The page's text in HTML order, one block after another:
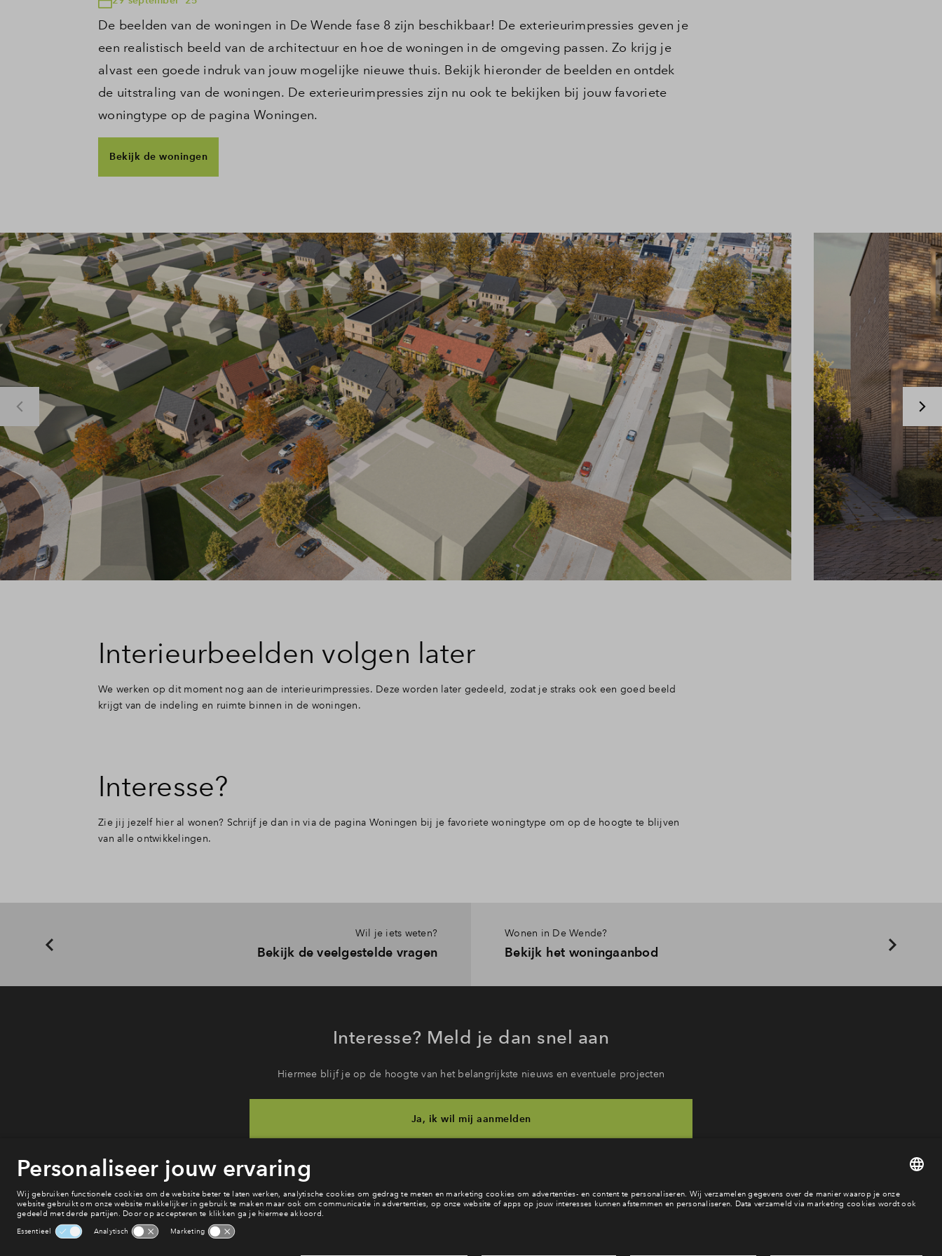
De beelden van de woningen in De Wende fase 8 zijn beschikbaar! De exterieurimpressies geven je
een realistisch beeld van de architectuur en hoe de woningen in de omgeving passen. Zo krijg je
alvast een goede indruk van jouw mogelijke nieuwe thuis. Bekijk hieronder de beelden en ontdek
de uitstraling van de woningen. De exterieurimpressies zijn nu ook te bekijken bij jouw favoriete
woningtype op de pagina Woningen.
Bekijk de woningen
Interieurbeelden volgen later
We werken op dit moment nog aan de interieurimpressies. Deze worden later gedeeld, zodat je straks ook een goed beeld
krijgt van de indeling en ruimte binnen in de woningen.
Interesse?
Zie jij jezelf hier al wonen? Schrijf je dan in via de pagina Woningen bij je favoriete woningtype om op de hoogte te blijven
van alle ontwikkelingen.
Wil je iets weten?
Bekijk de veelgestelde vragen
Wonen in De Wende?
Bekijk het woningaanbod
Interesse? Meld je dan snel aan
Hiermee blijf je op de hoogte van het belangrijkste nieuws en eventuele projecten
Ja, ik wil mij aanmelden
Heb je een vraag en wil je direct antwoord? Bel ons op
6 dagen per week beschikbaar (behalve tijdens feestdagen)